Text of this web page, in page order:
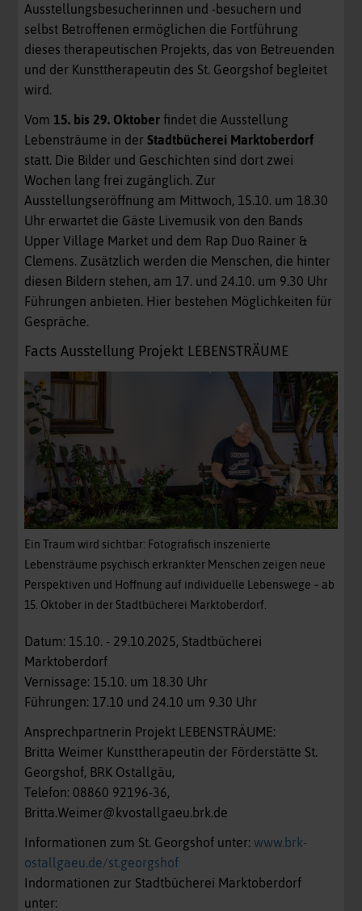
Ausstellungsbesucherinnen und -besuchern und
selbst Betroffenen ermöglichen die Fortführung
dieses therapeutischen Projekts, das von Betreuenden
und der Kunsttherapeutin des St. Georgshof begleitet
wird.
Vom 15. bis 29. Oktober findet die Ausstellung
Lebensträume in derStadtbücherei Marktoberdorf
statt. Die Bilder und Geschichten sind dort zwei
Wochen lang frei zugänglich. Zur
Ausstellungseröffnung am Mittwoch, 15.10. um 18.30
Uhr erwartet die Gäste Livemusik von den Bands
Upper Village Market und dem Rap Duo Rainer &
Clemens. Zusätzlich werden die Menschen, die hinter
diesen Bildern stehen, am 17. und 24.10. um 9.30 Uhr
Führungen anbieten. Hier bestehen Möglichkeiten für
Gespräche.
Facts Ausstellung Projekt LEBENSTRÄUME
Ein Traum wird sichtbar: Fotografisch inszenierte
Lebensträume psychisch erkrankter Menschen zeigen neue
Perspektiven und Hoffnung auf individuelle Lebenswege – ab
15. Oktober in der Stadtbücherei Marktoberdorf.
Datum: 15.10. - 29.10.2025, Stadtbücherei
Marktoberdorf
Vernissage: 15.10. um 18.30 Uhr
Führungen: 17.10 und 24.10 um 9.30 Uhr
Ansprechpartnerin Projekt LEBENSTRÄUME:
Britta Weimer Kunsttherapeutin der Förderstätte St.
Georgshof, BRK Ostallgäu,
Telefon: 08860 92196-36,
Britta.Weimer@kvostallgaeu.brk.de
Informationen zum St. Georgshof unter: www.brk-
ostallgaeu.de/st.georgshof
Indormationen zur Stadtbücherei Marktoberdorf
unter: